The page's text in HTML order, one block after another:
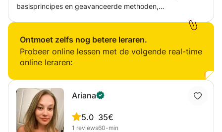
basisprincipes en geavanceerde methoden,
gebruikersinterface, kleur, verlichting, professionele
methoden, tools, trucs en denken omhoog. Mijn cursus is
bedoeld voor fotografen en ontwerpers. Ik geef
studenten die op zoek zijn naar een spoedcursus om hen
vertrouwd te maken met de software.
Ontmoet zelfs nog betere leraren.
Probeer online lessen met de volgende real-time
online leraren:
Ariana
5.0
1 reviews
35€
60-min